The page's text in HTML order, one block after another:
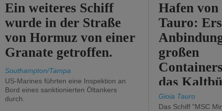
Ein weiteres Schiff
wurde in der Straße
von Hormuz von einer
Granate getroffen.
Southampton/Tampa
US-Marines führten eine Inspektion an
Bord eines sanktionierten Öltankers
durch.
Hafen
Tauro:
großen
das
Gioia Tauro
Das Schiff "MSC